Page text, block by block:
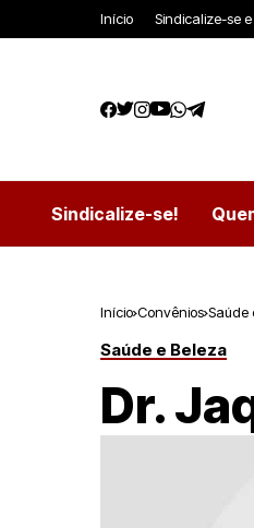
Início Sindicalize-se
Sindicalize-se!
Início Convênios Saúde
Saúde e Beleza
Dr.